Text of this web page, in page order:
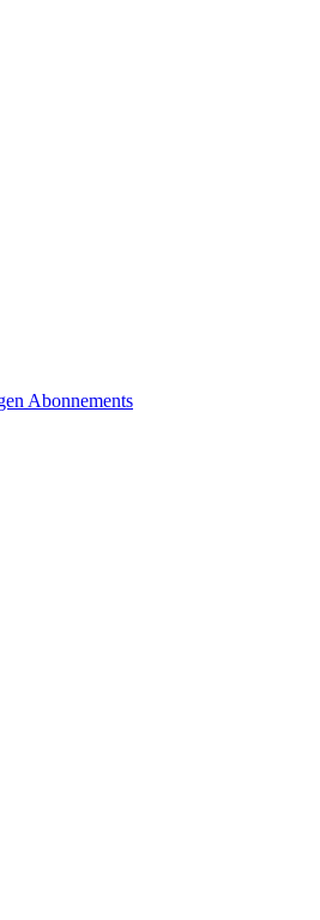
Abonnements